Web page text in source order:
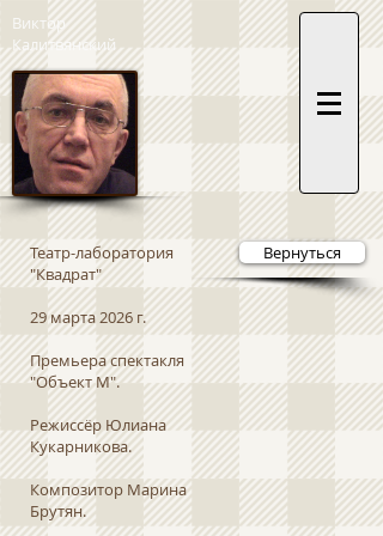
Виктор
Калитвянский
Театр-лаборатория
"Квадрат"
29 марта 2026 г.
Премьера спектакля
"Объект М".
Режиссёр Юлиана
Кукарникова.
Композитор Марина
Брутян.
Вернуться